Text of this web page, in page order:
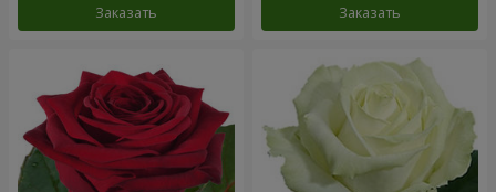
Заказать Заказать